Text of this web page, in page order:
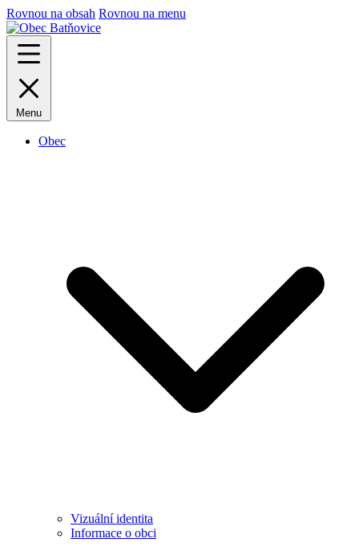
Rovnou na obsah Rovnou na menu
Menu
Obec
Vizuální identita
Informace o obci